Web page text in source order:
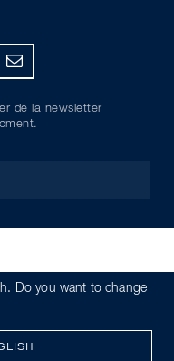
de la newsletter
Do you want to change